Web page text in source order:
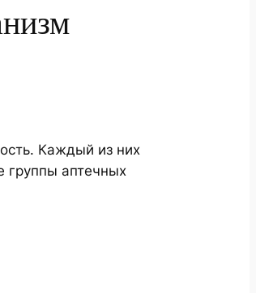
Каждый из них
группы аптечных